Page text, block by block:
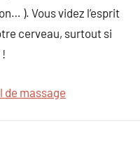
). Vous videz l’esprit
cerveau, surtout si
de massage